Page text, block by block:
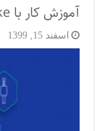
آموزش کار با CMake
اسفند 15, 1399